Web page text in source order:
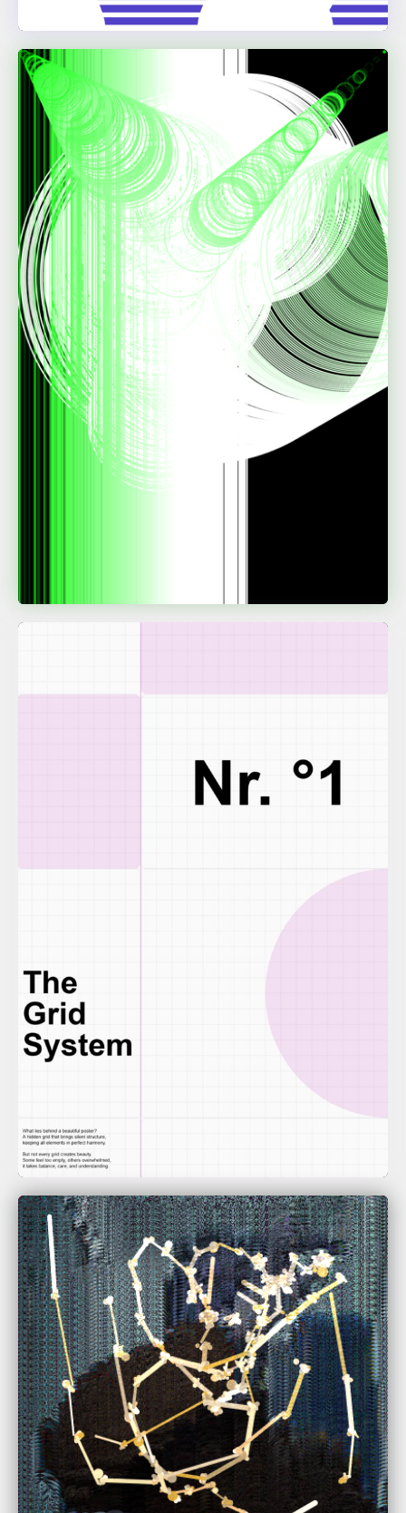
Maurice Schirm
Maurice Schirm